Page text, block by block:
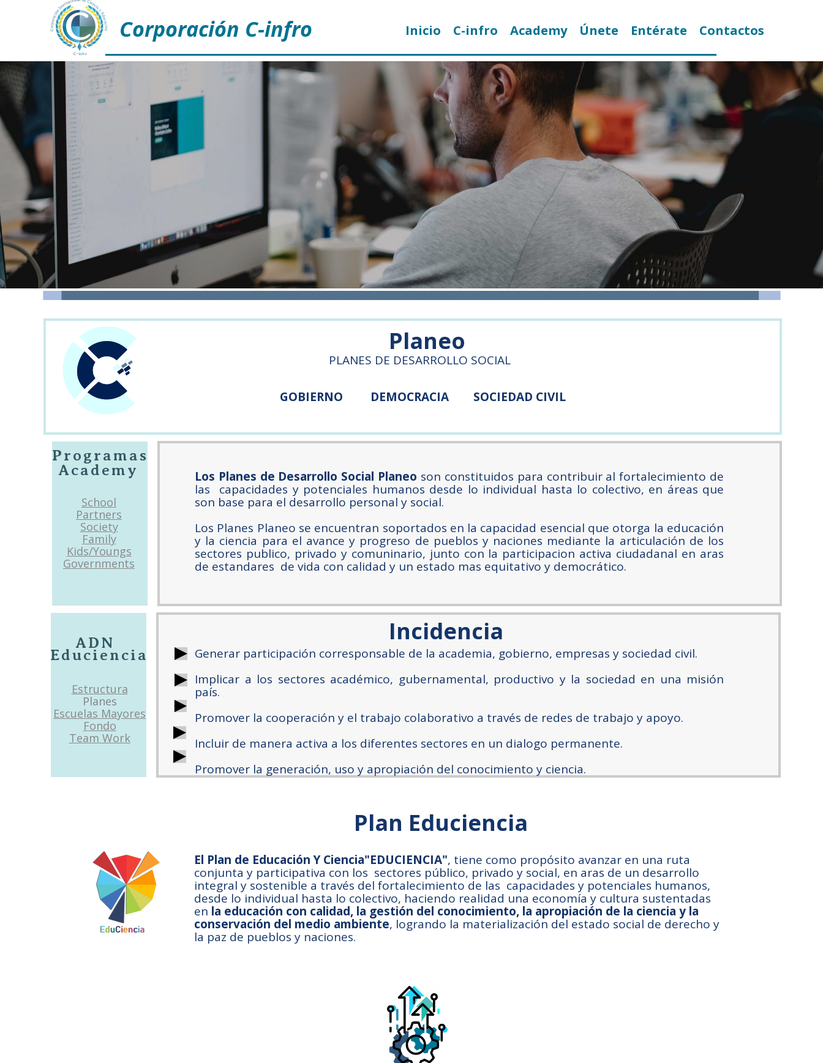
Corporación C-infro Inicio C-infro Academy Únete Entérate Contactos
School
Partners
Society
Family
Kids/Youngs
Governments
Estructura
Planes
Escuelas Mayores
Fondo
Team Work
ADN
Programas
Educiencia
Academy
El Plan de Educación Y Ciencia"EDUCIENCIA", tiene como propósito avanzar en una ruta
conjunta y participativa con los sectores público, privado y social, en aras de un desarrollo
integral y sostenible a través del fortalecimiento de las capacidades y potenciales humanos,
desde lo individual hasta lo colectivo, haciendo realidad una economía y cultura sustentadas
en la educación con calidad, la gestión del conocimiento, la apropiación de la ciencia y la
conservación del medio ambiente, logrando la materialización del estado social de derecho y
la paz de pueblos y naciones.
Generar participación corresponsable de la academia, gobierno, empresas y sociedad civil.
Implicar a los sectores académico, gubernamental, productivo y la sociedad en una misión
país.
Promover la cooperación y el trabajo colaborativo a través de redes de trabajo y apoyo.
Incluir de manera activa a los diferentes sectores en un dialogo permanente.
Promover la generación, uso y apropiación del conocimiento y ciencia.
Planeo
PLANES DE DESARROLLO SOCIAL
Plan Educiencia
GOBIERNO DEMOCRACIA SOCIEDAD CIVIL
Los Planes de Desarrollo Social Planeo son constituidos para contribuir al fortalecimiento de
las capacidades y potenciales humanos desde lo individual hasta lo colectivo, en áreas que
son base para el desarrollo personal y social.
Los Planes Planeo se encuentran soportados en la capacidad esencial que otorga la educación
y la ciencia para el avance y progreso de pueblos y naciones mediante la articulación de los
sectores publico, privado y comuninario, junto con la participacion activa ciudadanal en aras
de estandares de vida con calidad y un estado mas equitativo y democrático.
Incidencia